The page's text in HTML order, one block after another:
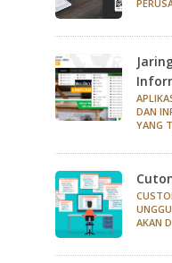
DAN
YANG
AKAN